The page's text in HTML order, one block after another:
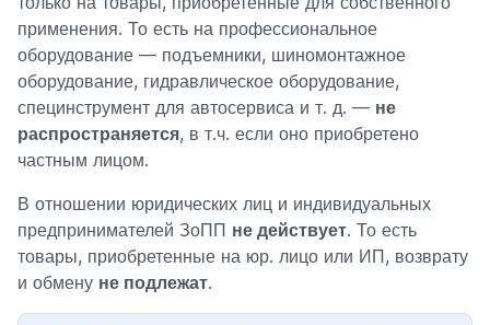
применения. То есть на профессиональное
оборудование — подъемники, шиномонтажное
оборудование, гидравлическое оборудование,
специнструмент для автосервиса и т. д. — не
распространяется, в т.ч. если оно приобретено
частным лицом.
В отношении юридических лиц и индивидуальных
предпринимателей ЗоПП не действует. То есть
товары, приобретенные на юр. лицо или ИП, возврату
и обмену не подлежат.